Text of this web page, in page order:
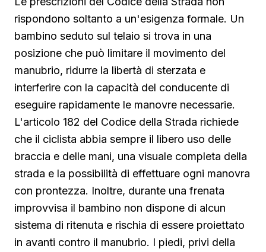
rispondono soltanto a un'esigenza formale. Un
bambino seduto sul telaio si trova in una
posizione che può limitare il movimento del
manubrio, ridurre la libertà di sterzata e
interferire con la capacità del conducente di
eseguire rapidamente le manovre necessarie.
L'articolo 182 del Codice della Strada richiede
che il ciclista abbia sempre il libero uso delle
braccia e delle mani, una visuale completa della
strada e la possibilità di effettuare ogni manovra
con prontezza. Inoltre, durante una frenata
improvvisa il bambino non dispone di alcun
sistema di ritenuta e rischia di essere proiettato
in avanti contro il manubrio. I piedi, privi della